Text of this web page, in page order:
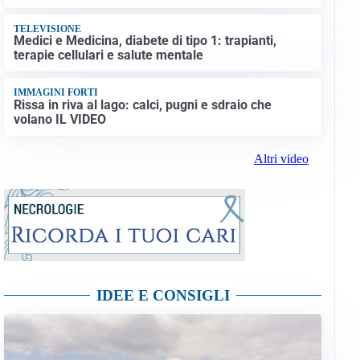
TELEVISIONE
Medici e Medicina, diabete di tipo 1: trapianti,
terapie cellulari e salute mentale
IMMAGINI FORTI
Rissa in riva al lago: calci, pugni e sdraio che
volano IL VIDEO
Altri video
IDEE E CONSIGLI